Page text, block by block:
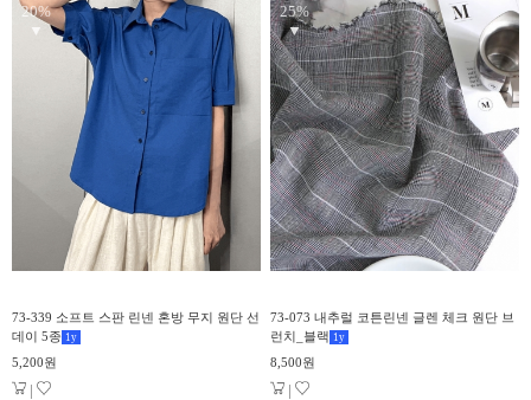
20%
▼
73-339 소프트 스판 린넨 혼방 무지 원단 선
데이 5종 1 y
5,200원
|
25%
▼
73-073 내추럴 코튼린넨 글렌 체크 원단 브
런치_블랙 1 y
8,500원
|